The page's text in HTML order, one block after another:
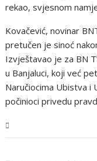
rekao, svjesnom
Kovačević, novinar
pretučen je sinoć
Izvještavao je za BN
u Banjaluci, koji već
Naručiocima Ubistva i
počinioci privedu